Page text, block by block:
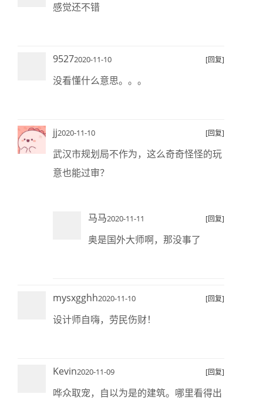
感觉还不错
95272020-11-10 [回复]
没看懂什么意思。。。
jj2020-11-10 [回复]
武汉市规划局不作为，这么奇奇怪怪的玩
意也能过审？
马马2020-11-11 [回复]
奥是国外大师啊，那没事了
mysxgghh2020-11-10 [回复]
设计师自嗨，劳民伤财！
Kevin2020-11-09 [回复]
哗众取宠，自以为是的建筑。哪里看得出